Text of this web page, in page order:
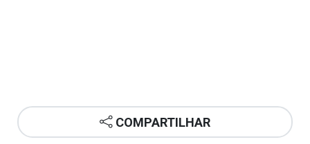
COMPARTILHAR